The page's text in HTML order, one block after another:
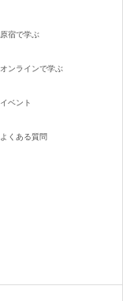
原宿で学ぶ
オンラインで学ぶ
イベント
よくある質問